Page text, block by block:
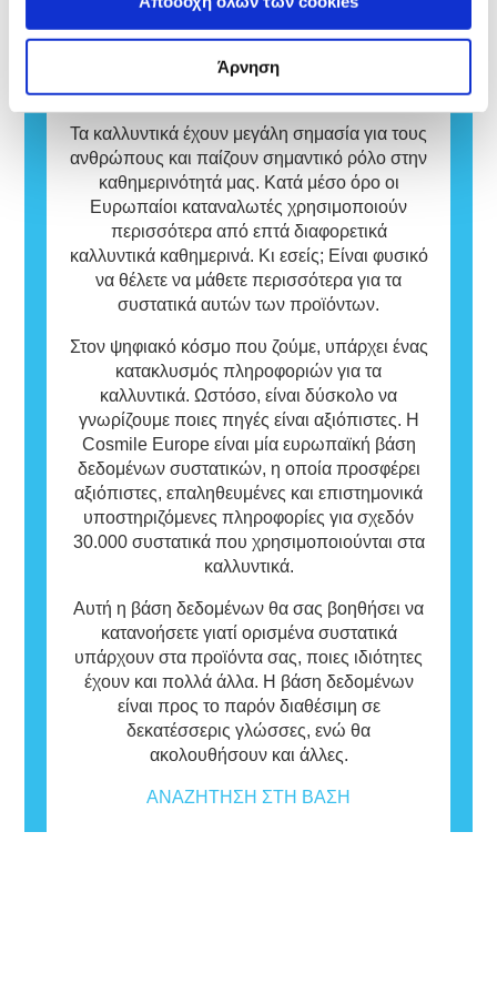
Άρνηση
καταρτισμένους επιστήμονες. Καλύπτουν
εκτενώς όλους τους πιθανούς κινδύνους,
συμπεριλαμβανομένης της πιθανής
ενδοκρινικής διαταραχής.
πλειοψηφία του πληθυσμού είναι αβλαβείς.
Μια ουσία που προκαλεί αλλεργική
αντίδραση ονομάζεται αλλεργιογόνο. Τα
καλλυντικά και τα προϊόντα προσωπικής
φροντίδας μπορεί να περιέχουν συστατικά
που ενδεχομένως να είναι αλλεργιογόνα για
ορισμένα άτομα.
Αυτό σημαίνει ότι το προϊόν είναι ασφαλές
για χρήση από άλλα άτομα.
Βάση δεδομένων
Τα καλλυντικά έχουν μεγάλη σημασία για τους
ανθρώπους και παίζουν σημαντικό ρόλο στην
καθημερινότητά μας. Κατά μέσο όρο οι
Ευρωπαίοι καταναλωτές χρησιμοποιούν
περισσότερα από επτά διαφορετικά
καλλυντικά καθημερινά. Κι εσείς; Είναι φυσικό
να θέλετε να μάθετε περισσότερα για τα
συστατικά αυτών των προϊόντων.
Στον ψηφιακό κόσμο που ζούμε, υπάρχει ένας
κατακλυσμός πληροφοριών για τα
καλλυντικά. Ωστόσο, είναι δύσκολο να
γνωρίζουμε ποιες πηγές είναι αξιόπιστες. Η
Cosmile Europe είναι μία ευρωπαϊκή βάση
δεδομένων συστατικών, η οποία προσφέρει
αξιόπιστες, επαληθευμένες και επιστημονικά
υποστηριζόμενες πληροφορίες για σχεδόν
30.000 συστατικά που χρησιμοποιούνται στα
καλλυντικά.
Αυτή η βάση δεδομένων θα σας βοηθήσει να
κατανοήσετε γιατί ορισμένα συστατικά
υπάρχουν στα προϊόντα σας, ποιες ιδιότητες
έχουν και πολλά άλλα. Η βάση δεδομένων
είναι προς το παρόν διαθέσιμη σε
δεκατέσσερις γλώσσες, ενώ θα
ακολουθήσουν και άλλες.
ΑΝΑΖΉΤΗΣΗ ΣΤΗ ΒΆΣΗ